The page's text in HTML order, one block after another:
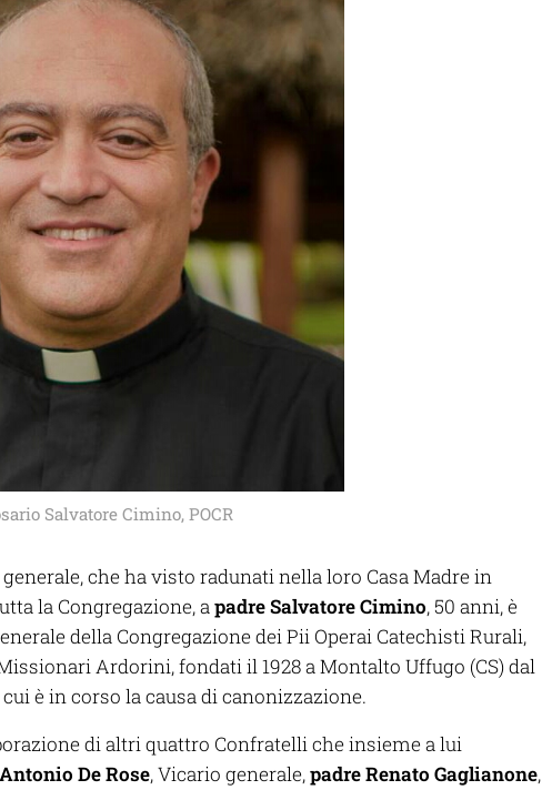
Salvatore Cimino, POCR
che ha visto radunati nella loro Casa Madre in
la Congregazione, apadre Salvatore Cimino, 50 anni, è
della Congregazione dei Pii Operai Catechisti Rurali,
Ardorini, fondati il 1928 a Montalto Uffugo (CS) dal
è in corso la causa di canonizzazione.
di altri quattro Confratelli che insieme a lui
De Rose, Vicario generale,padre Renato Gaglianone,